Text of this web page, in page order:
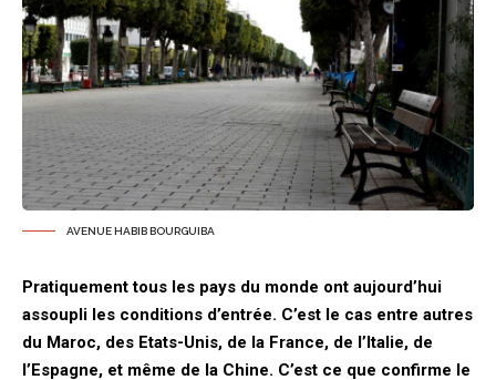
AVENUE HABIB BOURGUIBA
Pratiquement tous les pays du monde ont aujourd’hui
assoupli les conditions d’entrée. C’est le cas entre autres
du Maroc, des Etats-Unis, de la France, de l’Italie, de
l’Espagne, et même de la Chine. C’est ce que confirme le